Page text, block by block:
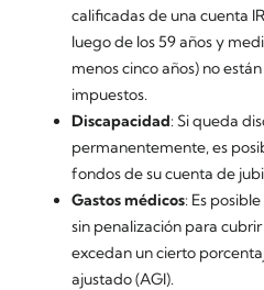
calificadas de una cuenta
luego de los 59 años y
menos cinco años) no
impuestos.
Discapacidad: Si queda
permanentemente, es
fondos de su cuenta de
Gastos médicos: Es
sin penalización para
excedan un cierto
ajustado (AGI).